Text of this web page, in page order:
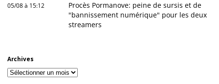
05/08 à 15:12
Procès Pormanove: peine de sursis et de
"bannissement numérique" pour les deux
streamers
Archives
Archives